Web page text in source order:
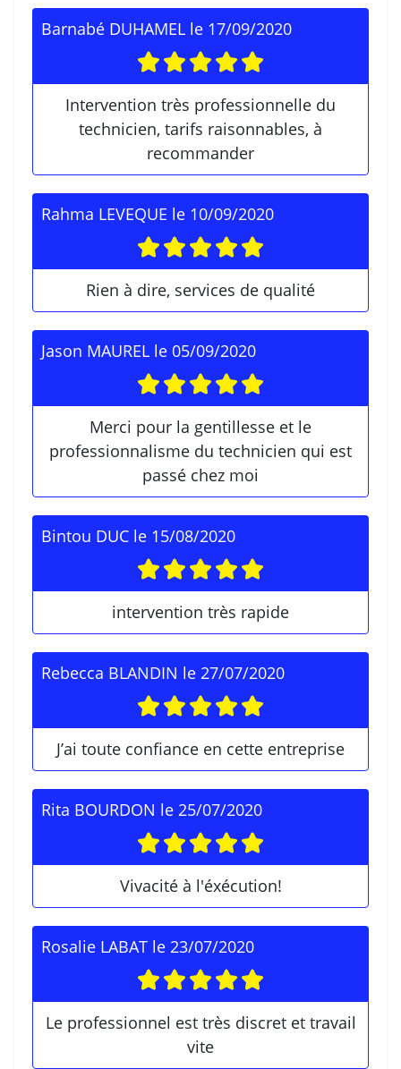
Barnabé DUHAMEL le 17/09/2020
Intervention très professionnelle du
technicien, tarifs raisonnables, à
recommander
Rahma LEVEQUE le 10/09/2020
Rien à dire, services de qualité
Jason MAUREL le 05/09/2020
Merci pour la gentillesse et le
professionnalisme du technicien qui est
passé chez moi
Bintou DUC le 15/08/2020
intervention très rapide
Rebecca BLANDIN le 27/07/2020
J’ai toute confiance en cette entreprise
Rita BOURDON le 25/07/2020
Vivacité à l'éxécution!
Rosalie LABAT le 23/07/2020
Le professionnel est très discret et travail
vite